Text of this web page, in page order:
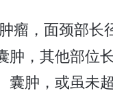
瘤，面颈部长
肿，其他部位
囊肿，或虽未